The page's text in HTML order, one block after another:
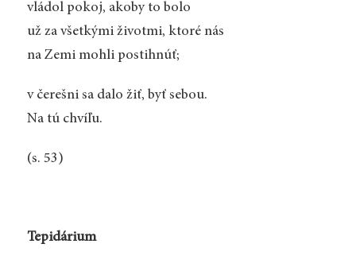
vládol pokoj, akoby to bolo
už za všetkými životmi, ktoré nás
na Zemi mohli postihnúť;
v čerešni sa dalo žiť, byť sebou.
Na tú chvíľu.
(s. 53)
Tepidárium